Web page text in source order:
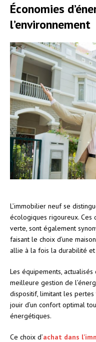
Économies
l’environnement
L’immobilier neuf se
écologiques rigoureux. Ces
verte, sont également
faisant le choix d’une
allie à la fois la durabilité
Les équipements,
meilleure gestion de
dispositif, limitant les
jouir d’un confort optimal
énergétiques.
Ce choix d’achat dans